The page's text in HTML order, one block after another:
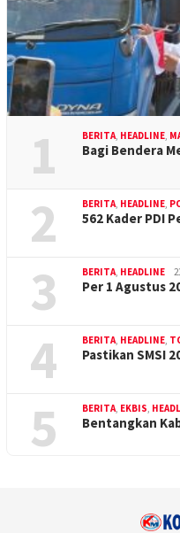
1 BERITA, HEADLINE,
Bagi Bendera
2 BERITA, HEADLINE,
562 Kader PDI
3 BERITA, HEADLINE
Per 1 Agustus
4 BERITA, HEADLINE,
Pastikan SMSI
5 BERITA, EKBIS,
Bentangkan